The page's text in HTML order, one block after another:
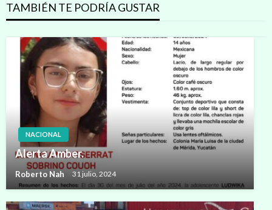
TAMBIÉN TE PODRÍA GUSTAR
NACIONAL
Alerta Amber.
Roberto Nah 31 julio, 2024